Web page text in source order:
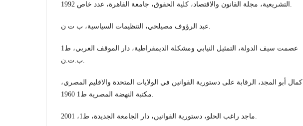
التشريعية، مجلة القانون والاقتصاد، كلية الحقوق، جامعة القاهرة، عدد خاص 1992.
عبد الرؤوف مصيلحي، التنظيمات السياسية، ب ت ن.
عصمت سيف الدولة، التمثيل النيابي ومشكلة الديمقراطية، دار الموقف العربي، ط1
ب.ت.ن.
كمال أبو المجد، الرقابة على دستورية القوانين في الولايات المتحدة والاقليم المصري،
مكتبة النهضة المصرية ط1 1960.
ماجد راغب الحلو، دستورية القوانين، دار الجامعة الجديدة، ط1، 2001.